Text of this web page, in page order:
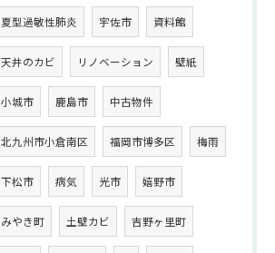
夏型過敏性肺炎 宇佐市 資料館
天井のカビ リノベーション 壁紙
小城市 鹿島市 中古物件
北九州市小倉南区 福岡市博多区 梅雨
下松市 病気 光市 嬉野市
みやき町 土壁カビ 吉野ヶ里町